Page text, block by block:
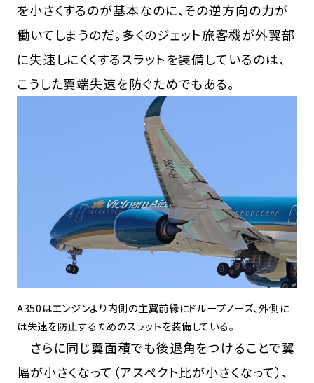
を小さくするのが基本なのに、その逆方向の力が
働いてしまうのだ。多くのジェット旅客機が外翼部
に失速しにくくするスラットを装備しているのは、
こうした翼端失速を防ぐためでもある。
A350はエンジンより内側の主翼前縁にドループノーズ、外側に
は失速を防止するためのスラットを装備している。
さらに同じ翼面積でも後退角をつけることで翼
幅が小さくなって（アスペクト比が小さくなって）、